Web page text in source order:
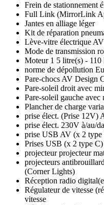
Frein de stationnement
Full Link (MirrorLink
Jantes en alliage léger
Kit de réparation
Lève-vitre électrique
Mode de transmission
Moteur 1 5 litre(s) -
norme de dépollution
Pare-chocs AV Design
Pare-soleil droit avec
Pare-soleil gauche
Plancher de charge
prise élect. (Prise 12V)
prise élect. 230V à/au/
prise USB AV (x 2 type
Prises USB (x 2 type C)
projecteur projecteur
projecteurs
(Corner Lights)
Réception radio
Régulateur de vitesse
vitesse